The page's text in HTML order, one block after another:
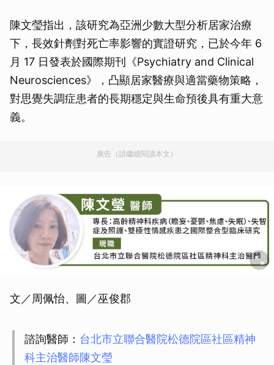
陳文瑩指出，該研究為亞洲少數大型分析居家治療
下，長效針劑對死亡率影響的實證研究，已於今年 6
月 17 日發表於國際期刊《Psychiatry and Clinical
Neurosciences》，凸顯居家醫療與適當藥物策略，
對思覺失調症患者的長期穩定與生命預後具有重大意
義。
廣告（請繼續閱讀本文）
文／周佩怡、圖／巫俊郡
諮詢醫師： 台北市立聯合醫院松德院區社區精神
科主治醫師陳文瑩